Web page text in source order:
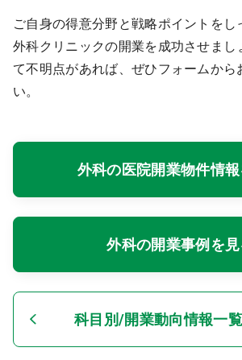
ご自身の得意分野と戦略ポイントをし
外科クリニックの開業を成功させまし
て不明点があれば、ぜひフォームから
い。
外科の医院開業物件情
外科の開業事例を見
科目別/開業動向情報一